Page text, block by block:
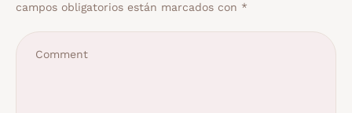
campos obligatorios están marcados con *